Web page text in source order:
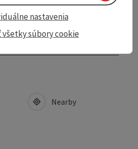
Nearby
všetky súbory cookie
nastavenia